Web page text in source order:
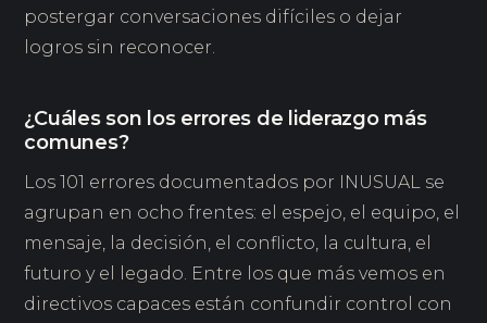
postergar conversaciones difíciles o dejar
logros sin reconocer.
¿Cuáles son los errores de liderazgo más
comunes?
Los 101 errores documentados por INUSUAL se
agrupan en ocho frentes: el espejo, el equipo, el
mensaje, la decisión, el conflicto, la cultura, el
futuro y el legado. Entre los que más vemos en
directivos capaces están confundir control con